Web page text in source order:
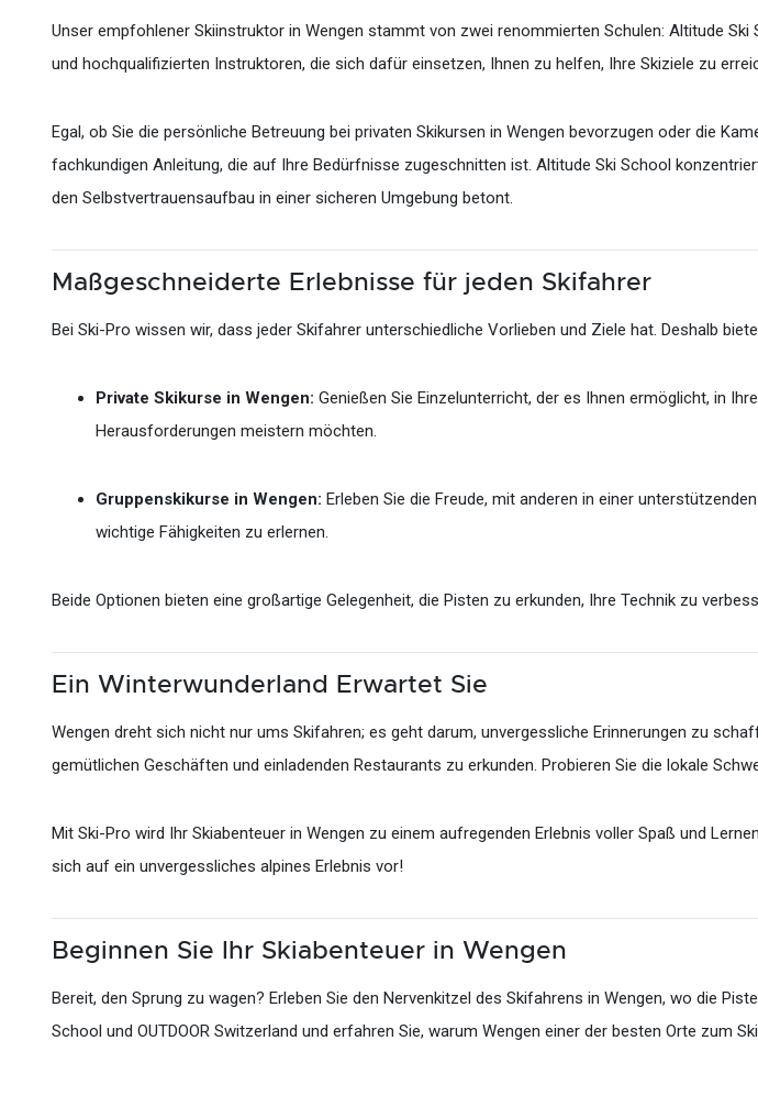
Unser empfohlener Skiinstruktor in Wengen stammt von zwei renommierten Schulen: Altitude
und hochqualifizierten Instruktoren, die sich dafür einsetzen, Ihnen zu helfen, Ihre Skiziele zu
Egal, ob Sie die persönliche Betreuung bei privaten Skikursen in Wengen bevorzugen oder die
fachkundigen Anleitung, die auf Ihre Bedürfnisse zugeschnitten ist. Altitude Ski School
den Selbstvertrauensaufbau in einer sicheren Umgebung betont.
Maßgeschneiderte Erlebnisse für jeden Skifahrer
Bei Ski-Pro wissen wir, dass jeder Skifahrer unterschiedliche Vorlieben und Ziele hat. Deshalb
Private Skikurse in Wengen: Genießen Sie Einzelunterricht, der es Ihnen ermöglicht, in
Herausforderungen meistern möchten.
Gruppenskikurse in Wengen: Erleben Sie die Freude, mit anderen in einer
wichtige Fähigkeiten zu erlernen.
Beide Optionen bieten eine großartige Gelegenheit, die Pisten zu erkunden, Ihre Technik zu
Ein Winterwunderland Erwartet Sie
Wengen dreht sich nicht nur ums Skifahren; es geht darum, unvergessliche Erinnerungen zu
gemütlichen Geschäften und einladenden Restaurants zu erkunden. Probieren Sie die lokale
Mit Ski-Pro wird Ihr Skiabenteuer in Wengen zu einem aufregenden Erlebnis voller Spaß und
sich auf ein unvergessliches alpines Erlebnis vor!
Beginnen Sie Ihr Skiabenteuer in Wengen
Bereit, den Sprung zu wagen? Erleben Sie den Nervenkitzel des Skifahrens in Wengen, wo die
School und OUTDOOR Switzerland und erfahren Sie, warum Wengen einer der besten Orte zum